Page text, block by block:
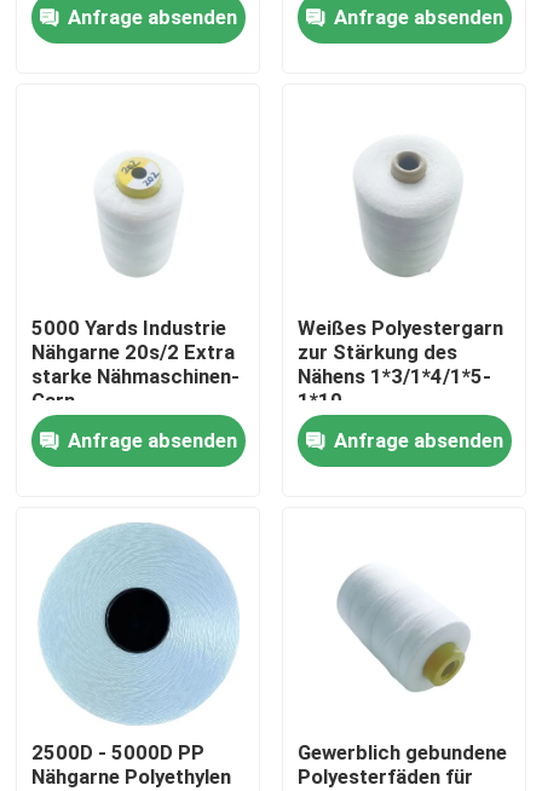
Produkte
Videos
Über uns
Werksbesichtigung
Qualitätskontrolle
Kontakt mit uns
Bitte um ein Angebot
Hoher Hartnäckigkeits-Polyester-Faden
Gewebe aus Polyesterfilament mit hoher Festigkeit
Anfrage absenden
Anfrage absenden
5000 Yards Industrie
Nähgarne 20s/2 Extra
starke Nähmaschinen-
Garn
Anfrage absenden
Weißes Polyestergarn
zur Stärkung des
Nähens 1*3/1*4/1*5-
1*10
Anfrage absenden
2500D - 5000D PP
Nähgarne Polyethylen
Gewerblich gebundene
Polyesterfäden für